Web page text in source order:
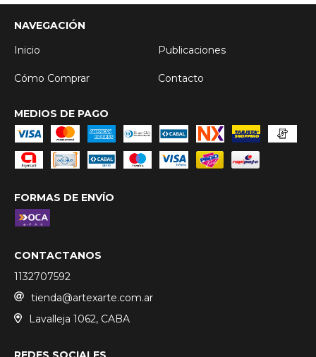
NAVEGACIÓN
Inicio
Publicaciones
Cómo Comprar Contacto
MEDIOS DE PAGO
FORMAS DE ENVÍO
CONTACTANOS
1132707592
tienda@artexarte.com.ar
Lavalleja 1062, CABA